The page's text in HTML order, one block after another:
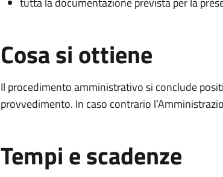
Cosa si ottiene
Il procedimento amministrativo si conclude
provvedimento. In caso contrario
Tempi e scadenze